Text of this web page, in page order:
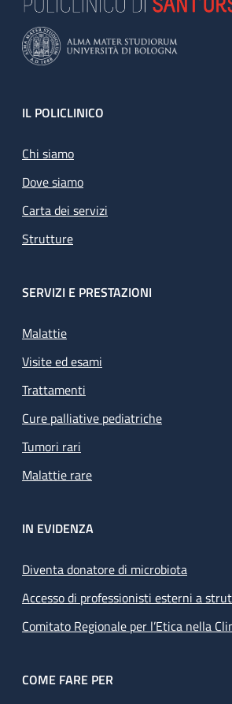
Footer
IL POLICLINICO
Chi siamo
Dove siamo
Carta dei servizi
Strutture
SERVIZI E PRESTAZIONI
Malattie
Visite ed esami
Trattamenti
Cure palliative pediatriche
Tumori rari
Malattie rare
IN EVIDENZA
Diventa donatore di microbiota
Accesso di professionisti esterni a
Comitato Regionale per l’Etica nella
COME FARE PER